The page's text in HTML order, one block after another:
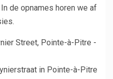
de opnames horen we af
in Pointe-à-Pitre